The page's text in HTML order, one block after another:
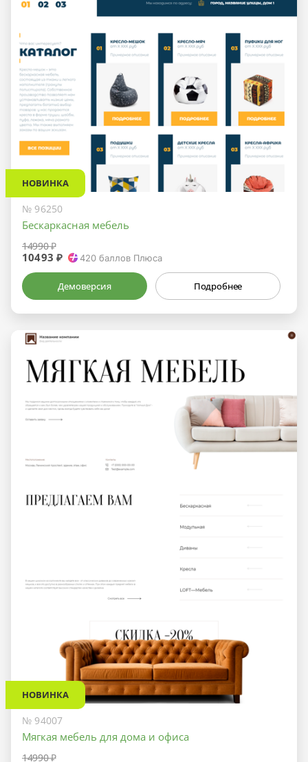
НОВИНКА
№ 96250
Бескаркасная мебель
14990 ₽
10493 ₽ 420 баллов Плюса
Демоверсия Подробнее
НОВИНКА
№ 94007
Мягкая мебель для дома и офиса
14990 ₽